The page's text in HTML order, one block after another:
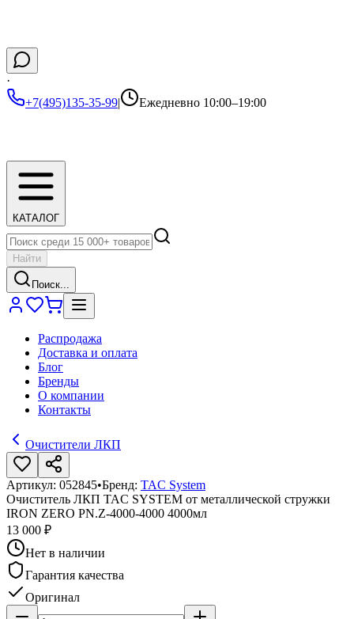
·
+7(495)135-35-99| Ежедневно 10:00–19:00
КАТАЛОГ
Найти
Поиск...
Распродажа
Доставка и оплата
Блог
Бренды
О компании
Контакты
Очистители ЛКП
Артикул: 052845•Бренд: TAC System
Очиститель ЛКП TAC SYSTEM от металлической стружки
IRON ZERO PN.Z-4000-4000 4000мл
13 000 ₽
Нет в наличии
Гарантия качества
Оригинал